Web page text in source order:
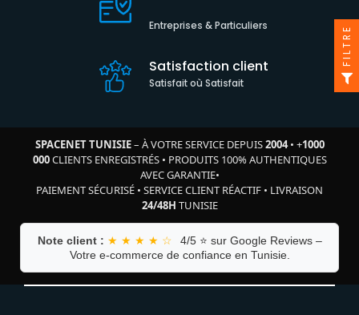
Entreprises & Particuliers
Satisfaction client
Satisfait où Satisfait
SPACENET TUNISIE– À VOTRE SERVICE DEPUIS2004• +1000
000CLIENTS ENREGISTRÉS• PRODUITS 100% AUTHENTIQUES
AVEC GARANTIE•
PAIEMENT SÉCURISÉ • SERVICE CLIENT RÉACTIF • LIVRAISON
24/48H TUNISIE
Note client : ★ ★ ★ ★ ☆
4/5 ⭐ sur Google Reviews –
Votre e-commerce de confiance en Tunisie.
FILTRE